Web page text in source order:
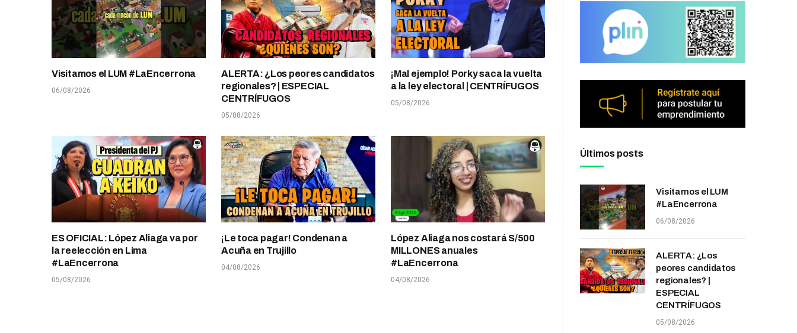
Visitamos el LUM #LaEncerrona
06/08/2026
ALERTA: ¿Los peores candidatos
regionales? | ESPECIAL
CENTRÍFUGOS
05/08/2026
¡Mal ejemplo! Porky saca la vuelta
a la ley electoral | CENTRÍFUGOS
05/08/2026
ES OFICIAL: López Aliaga va por
la reelección en Lima
#LaEncerrona
05/08/2026
¡Le toca pagar! Condenan a
Acuña en Trujillo
04/08/2026
López Aliaga nos costará S/500
MILLONES anuales
#LaEncerrona
04/08/2026
Últimos posts
Visitamos el LUM
#LaEncerrona
06/08/2026
ALERTA: ¿Los
peores candidatos
regionales? |
ESPECIAL
CENTRÍFUGOS
05/08/2026